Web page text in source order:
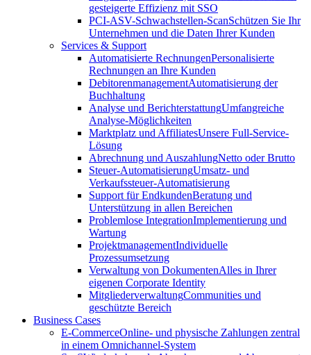
gesteigerte Effizienz mit SSO
PCI-ASV-Schwachstellen-ScanSchützen Sie Ihr
Unternehmen und die Daten Ihrer Kunden
Services & Support
Automatisierte RechnungenPersonalisierte
Rechnungen an Ihre Kunden
DebitorenmanagementAutomatisierung der
Buchhaltung
Analyse und BerichterstattungUmfangreiche
Analyse-Möglichkeiten
Marktplatz und AffiliatesUnsere Full-Service-
Lösung
Abrechnung und AuszahlungNetto oder Brutto
Steuer-AutomatisierungUmsatz- und
Verkaufssteuer-Automatisierung
Support für EndkundenBeratung und
Unterstützung in allen Bereichen
Problemlose IntegrationImplementierung und
Wartung
ProjektmanagementIndividuelle
Prozessumsetzung
Verwaltung von DokumentenAlles in Ihrer
eigenen Corporate Identity
MitgliederverwaltungCommunities und
geschützte Bereich
Business Cases
E-CommerceOnline- und physische Zahlungen zentral
in einem Omnichannel-System